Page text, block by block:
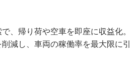
、帰り荷や空車を即座に収益化。
減し、車両の稼働率を最大限に引